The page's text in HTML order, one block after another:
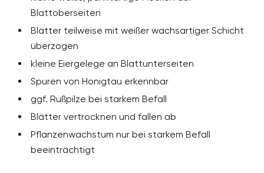
Blattoberseiten
Blätter teilweise mit weißer wachsartiger Schicht
überzogen
kleine Eiergelege an Blattunterseiten
Spuren von Honigtau erkennbar
ggf. Rußpilze bei starkem Befall
Blätter vertrocknen und fallen ab
Pflanzenwachstum nur bei starkem Befall
beeinträchtigt